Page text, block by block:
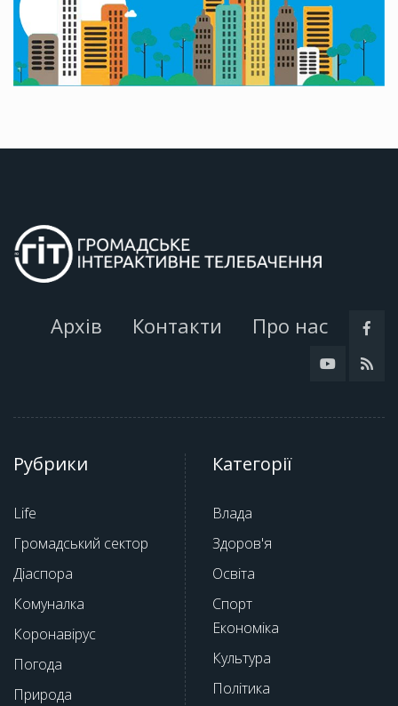
Архів Контакти Про нас
Рубрики
Life
Громадський сектор
Діаспора
Комуналка
Коронавірус
Погода
Природа
Категорії
Влада
Здоров'я
Освіта
Спорт
Економіка
Культура
Політика